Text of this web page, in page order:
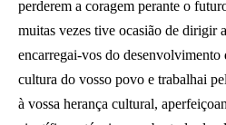
perderem a coragem perante o
muitas vezes tive ocasião de dirigir
encarregai-vos do desenvolvimento
cultura do vosso povo e trabalhai
à vossa herança cultural,